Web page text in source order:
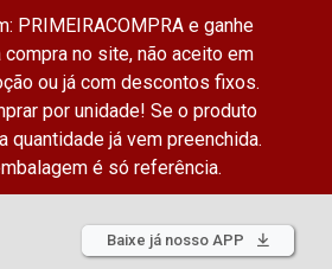
PRIMEIRACOMPRA e ganhe
compra no site, não aceito em
ou já com descontos fixos.
por unidade! Se o produto
quantidade já vem preenchida.
é só referência.
Baixe já nosso APP